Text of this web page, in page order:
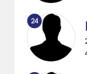
24